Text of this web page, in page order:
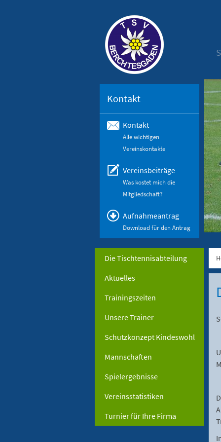
Kontakt
Kontakt
Alle wichtigen
Vereinskontakte
Vereinsbeiträge
Was kostet mich die
Mitgliedschaft?
Aufnahmeantrag
Download für den Antrag
Die Tischtennisabteilung
Aktuelles
Trainingszeiten
Unsere Trainer
Schutzkonzept Kindeswohl
Mannschaften
Spielergebnisse
Vereinsstatistiken
Turnier für Ihre Firma